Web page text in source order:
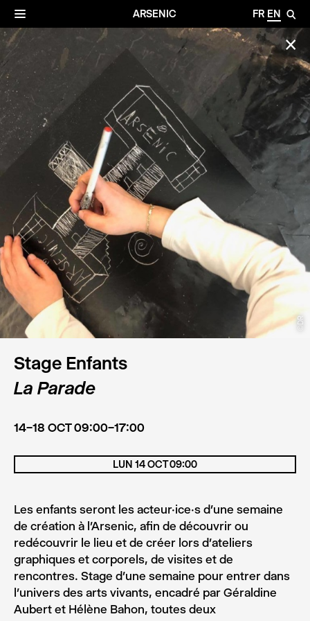
ARSENIC FR EN 🔎
☰
✕
©DR
Stage Enfants
La Parade
14–18 OCT 09:00–17:00
Les enfants seront les acteur·ice·s d’une semaine
de création à l’Arsenic, afin de découvrir ou
redécouvrir le lieu et de créer lors d’ateliers
graphiques et corporels, de visites et de
rencontres. Stage d’une semaine pour entrer dans
l’univers des arts vivants, encadré par Géraldine
Aubert et Hélène Bahon, toutes deux
LUN 14 OCT 09:00